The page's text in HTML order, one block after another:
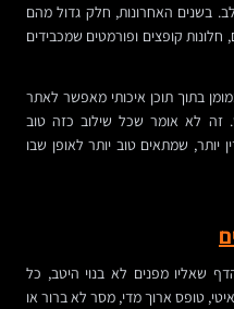
לב. בשנים האחרונות, חלק גדול מהם
קופצים ופורמטים שמכבידים
בתוך תוכן איכותי מאפשר לאתר
זה לא אומר שכל שילוב כזה טוב
יותר, שמתאים טוב יותר לאופן שבו
שאליו מפנים לא בנוי היטב, כל
טופס ארוך מדי, מסר לא ברור או